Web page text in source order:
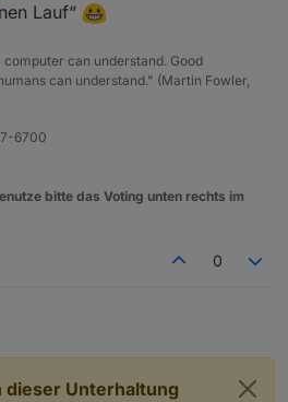
Lauf“
can understand. Good
can understand." (Martin Fowler,
6700
bitte das Voting unten rechts im
0
dieser Unterhaltung